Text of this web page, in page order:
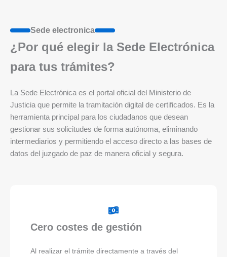
Sede electronica
¿Por qué elegir la Sede Electrónica
para tus trámites?
La Sede Electrónica es el portal oficial del Ministerio de
Justicia que permite la tramitación digital de certificados. Es la
herramienta principal para los ciudadanos que desean
gestionar sus solicitudes de forma autónoma, eliminando
intermediarios y permitiendo el acceso directo a las bases de
datos del juzgado de paz de manera oficial y segura.
Cero costes de gestión
Al realizar el trámite directamente a través del